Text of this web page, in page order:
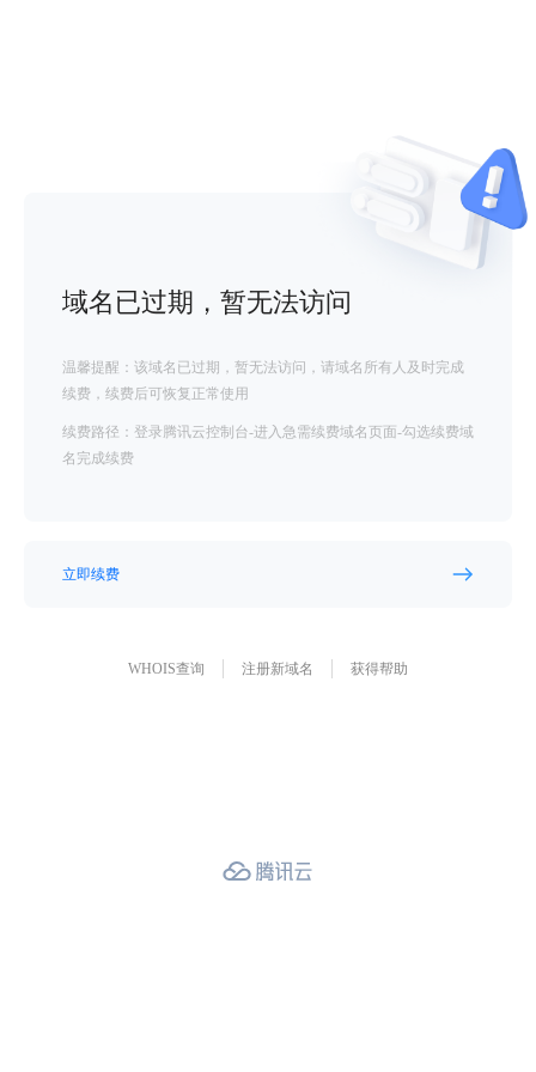
域名已过期，暂无法访问
温馨提醒：该域名已过期，暂无法访问，请域名所有人及时完成
续费，续费后可恢复正常使用
续费路径：登录腾讯云控制台-进入急需续费域名页面-勾选续费域
名完成续费
立即续费
WHOIS查询 注册新域名 获得帮助